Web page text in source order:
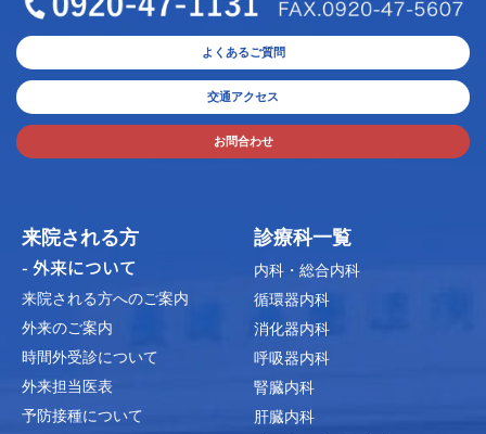
よくあるご質問
交通アクセス
お問合わせ
来院される方
- 外来について
来院される方へのご案内
外来のご案内
時間外受診について
外来担当医表
予防接種について
診療科一覧
内科・総合内科
循環器内科
消化器内科
呼吸器内科
腎臓内科
肝臓内科